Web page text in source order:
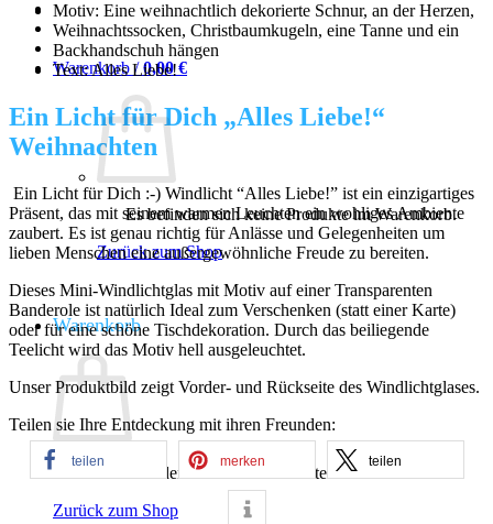
Warenkorb /0,00€
Es befinden sich keine Produkte im Warenkorb.
Zurück zum Shop
Warenkorb
Es befinden sich keine Produkte im Warenkorb.
Zurück zum Shop
Motiv: Eine weihnachtlich dekorierte Schnur, an der Herzen,
Weihnachtssocken, Christbaumkugeln, eine Tanne und ein
Backhandschuh hängen
Text: Alles Liebe!
Ein Licht für Dich „Alles Liebe!“
Weihnachten
Ein Licht für Dich :-) Windlicht “Alles Liebe!” ist ein einzigartiges
Präsent, das mit seinem warmen Leuchten ein wohliges Ambiente
zaubert. Es ist genau richtig für Anlässe und Gelegenheiten um
lieben Menschen eine außergewöhnliche Freude zu bereiten.
Dieses Mini-Windlichtglas mit Motiv auf einer Transparenten
Banderole ist natürlich Ideal zum Verschenken (statt einer Karte)
oder für eine schöne Tischdekoration. Durch das beiliegende
Teelicht wird das Motiv hell ausgeleuchtet.
Unser Produktbild zeigt Vorder- und Rückseite des Windlichtglases.
Teilen sie Ihre Entdeckung mit ihren Freunden:
teilen merken teilen